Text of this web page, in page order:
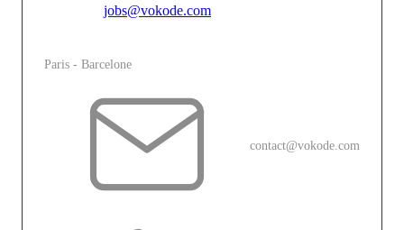
jobs@vokode.com
Paris - Barcelone
contact@vokode.com